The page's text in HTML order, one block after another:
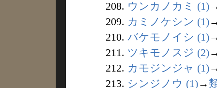
208. ウンカノカミ (1)
209. カミノケシン (1)
210. バケモノイシ (1)
211. ツキモノスジ (2)
212. カモジンジャ (1)
213. シンジノウ (1)→